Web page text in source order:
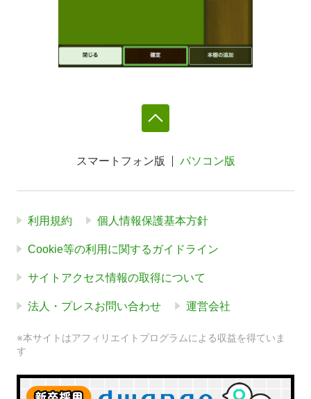
スマートフォン版 パソコン版
利用規約 個人情報保護基本方針
Cookie等の利用に関するガイドライン
サイトアクセス情報の取得について
法人・プレスお問い合わせ 運営会社
※本サイトはアフィリエイトプログラムによる収益を得ていま
す